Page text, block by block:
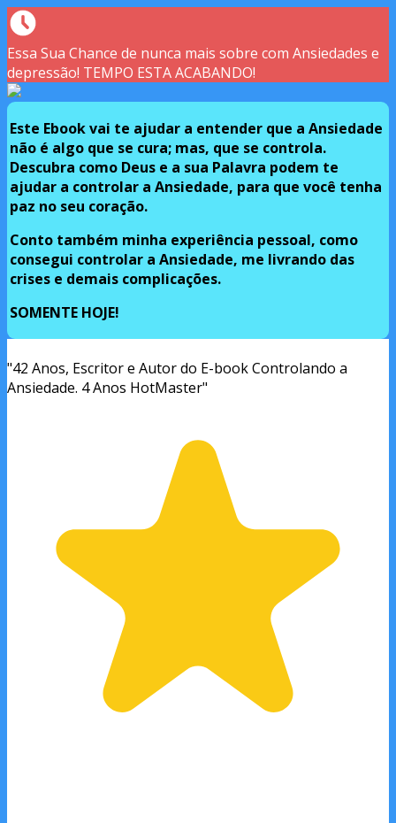
Essa Sua Chance de nunca mais sobre com Ansiedades e
depressão! TEMPO ESTA ACABANDO!
Este Ebook vai te ajudar a entender que a Ansiedade
não é algo que se cura; mas, que se controla.
Descubra como Deus e a sua Palavra podem te
ajudar a controlar a Ansiedade, para que você tenha
paz no seu coração.
Conto também minha experiência pessoal, como
consegui controlar a Ansiedade, me livrando das
crises e demais complicações.
SOMENTE HOJE!
"42 Anos, Escritor e Autor do E-book Controlando a
Ansiedade. 4 Anos HotMaster"